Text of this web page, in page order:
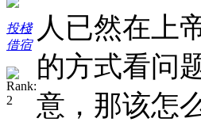
投棧
借宿
人已然在上
的方式看问
意，那该怎